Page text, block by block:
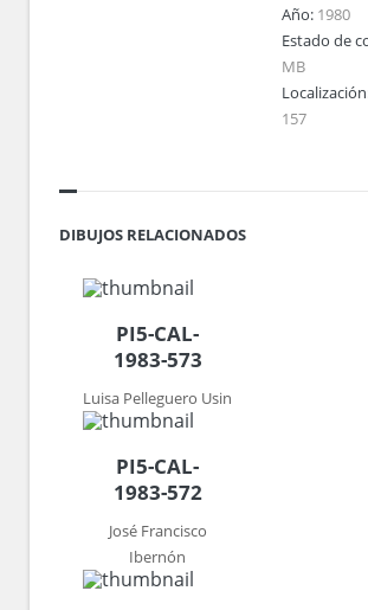
Año: 1980
Estado de
MB
157
DIBUJOS RELACIONADOS
PI5-CAL-
1983-573
Luisa Pelleguero Usin
PI5-CAL-
1983-572
José Francisco
Ibernón